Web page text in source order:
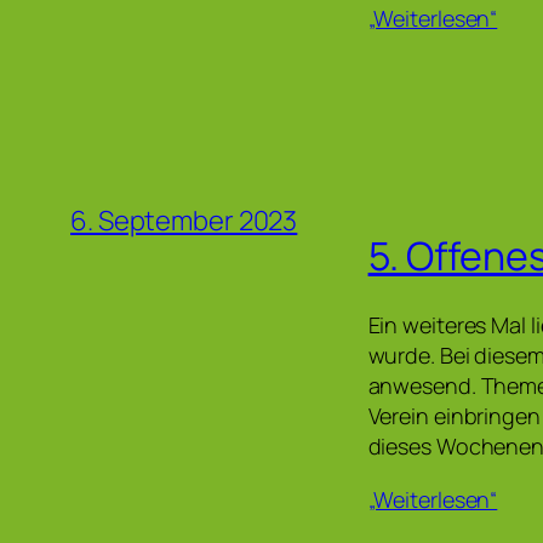
„Weiterlesen“
6. September 2023
5.
Ein weiteres Mal
wurde. Bei
anwesend.
Verein
dieses
„Weiterlesen“